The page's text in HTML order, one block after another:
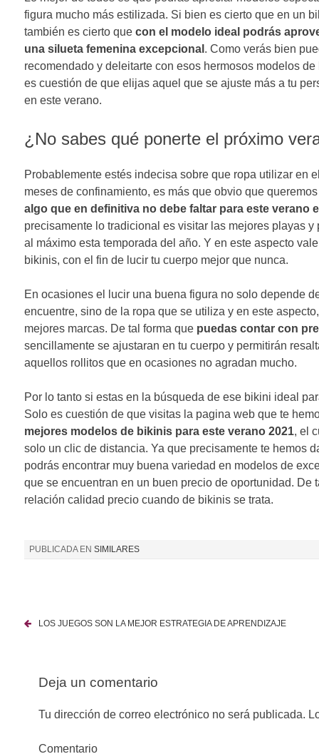
d
a
s
figura mucho más estilizada. Si bien es cierto que en un
también es cierto quecon el modelo ideal podrás
una silueta femenina excepcional . Como verás bien
recomendado y deleitarte con esos hermosos modelos
es cuestión de que elijas aquel que se ajuste más a tu
en este verano.
¿No sabes qué ponerte el próximo
Probablemente estés indecisa sobre que ropa utilizar en
meses de confinamiento, es más que obvio que
algo que en definitiva no debe faltar para este verano
precisamente lo tradicional es visitar las mejores playas
al máximo esta temporada del año. Y en este aspecto
bikinis, con el fin de lucir tu cuerpo mejor que nunca.
En ocasiones el lucir una buena figura no solo depende
encuentre, sino de la ropa que se utiliza y en este
mejores marcas. De tal forma quepuedas contar con
sencillamente se ajustaran en tu cuerpo y permitirán
aquellos rollitos que en ocasiones no agradan mucho.
Por lo tanto si estas en la búsqueda de ese bikini ideal
Solo es cuestión de que visitas la pagina web que te
mejores modelos de bikinis para este verano 2021, el
solo un clic de distancia. Ya que precisamente te hemos
podrás encontrar muy buena variedad en modelos de
que se encuentran en un buen precio de oportunidad. De
relación calidad precio cuando de bikinis se trata.
PUBLICADA EN SIMILARES
LOS JUEGOS SON LA MEJOR ESTRATEGIA DE APRENDIZAJE
Deja un comentario
Tu dirección de correo electrónico no será publicada.
Comentario